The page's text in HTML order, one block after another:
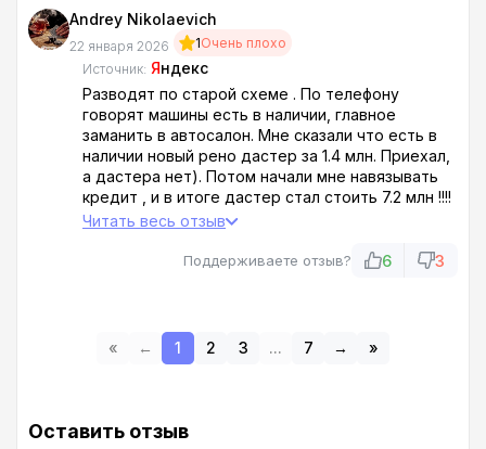
Andrey Nikolaevich
22 января 2026 1Очень плохо
Источник: Яндекс
Разводят по старой схеме . По телефону
говорят машины есть в наличии, главное
заманить в автосалон. Мне сказали что есть в
наличии новый рено дастер за 1.4 млн. Приехал,
а дастера нет). Потом начали мне навязывать
кредит , и в итоге дастер стал стоить 7.2 млн !!!!
Отговорки придумывают на ходу , предлагают
нет, якобы что привезут)
Читать весь отзыв
Поддерживаете отзыв? 6 3
« ← 1 2 3 ... 7 → »
Оставить отзыв